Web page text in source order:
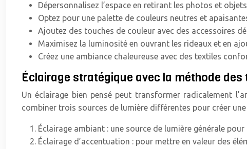
Dépersonnalisez l’espace en retirant les photos et
Optez pour une palette de couleurs neutres et
Ajoutez des touches de couleur avec des accessoires
Maximisez la luminosité en ouvrant les rideaux et en
Créez une ambiance chaleureuse avec des textiles
Éclairage stratégique avec la méthode
Un éclairage bien pensé peut transformer radicalement
combiner trois sources de lumière différentes pour créer
Éclairage ambiant : une source de lumière générale
Éclairage d’accentuation : pour mettre en valeur des